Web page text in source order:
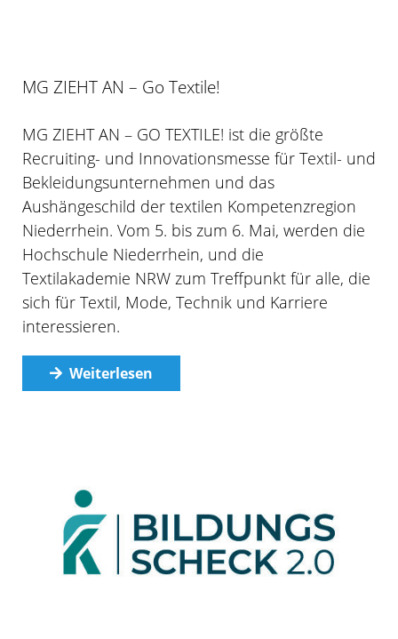
MG ZIEHT AN – Go Textile!
MG ZIEHT AN – GO TEXTILE! ist die größte
Recruiting- und Innovationsmesse für Textil- und
Bekleidungsunternehmen und das
Aushängeschild der textilen Kompetenzregion
Niederrhein. Vom 5. bis zum 6. Mai, werden die
Hochschule Niederrhein, und die
Textilakademie NRW zum Treffpunkt für alle, die
sich für Textil, Mode, Technik und Karriere
interessieren.
Weiterlesen